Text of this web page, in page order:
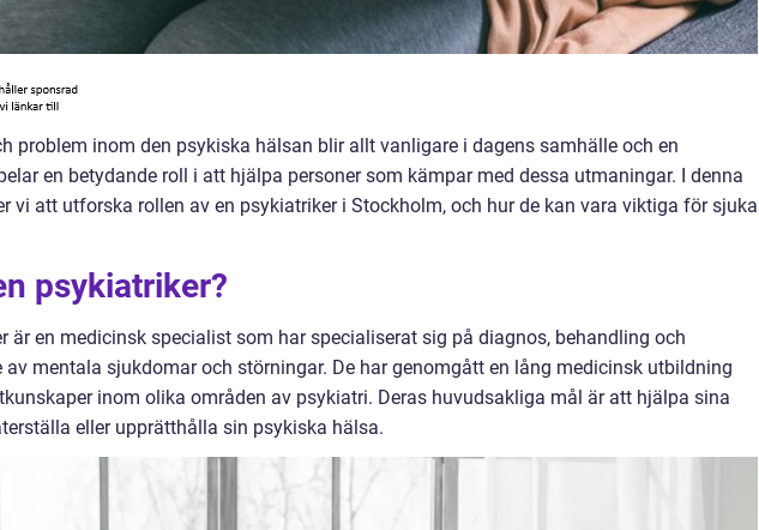
problem inom den psykiska hälsan blir allt vanligare i dagens samhälle och en
en betydande roll i att hjälpa personer som kämpar med dessa utmaningar. I denna
vi att utforska rollen av en psykiatriker i Stockholm, och hur de kan vara viktiga för sjuka
psykiatriker?
är en medicinsk specialist som har specialiserat sig på diagnos, behandling och
av mentala sjukdomar och störningar. De har genomgått en lång medicinsk utbildning
inom olika områden av psykiatri. Deras huvudsakliga mål är att hjälpa sina
eller upprätthålla sin psykiska hälsa.